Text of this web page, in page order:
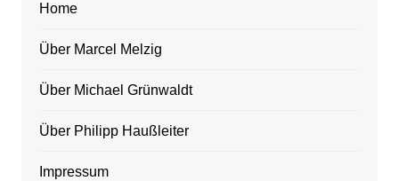
Home
Über Marcel Melzig
Über Michael Grünwaldt
Über Philipp Haußleiter
Impressum